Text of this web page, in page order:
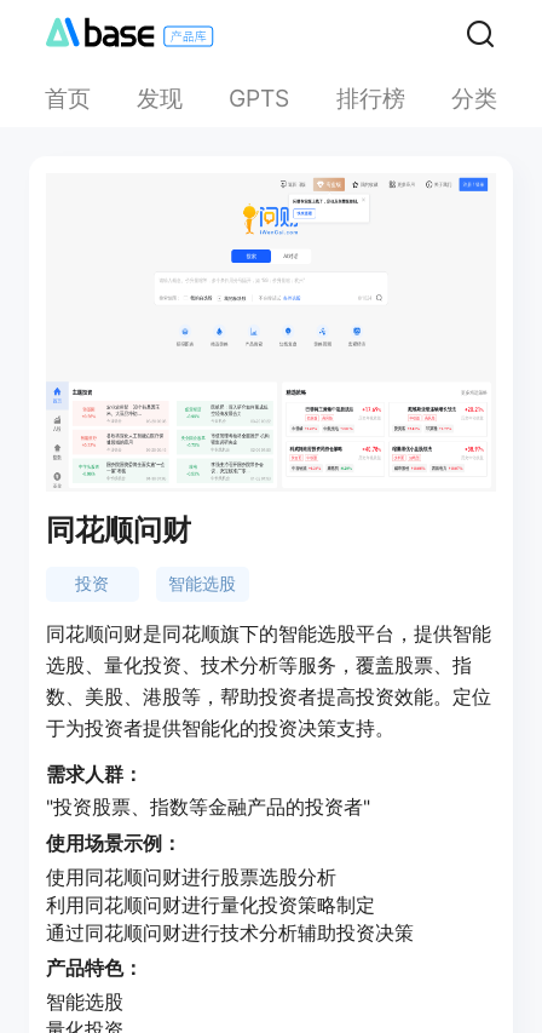
首页 发现 GPTS 排行榜 分类
同花顺问财
投资 智能选股
同花顺问财是同花顺旗下的智能选股平台，提供智能
选股、量化投资、技术分析等服务，覆盖股票、指
数、美股、港股等，帮助投资者提高投资效能。定位
于为投资者提供智能化的投资决策支持。
需求人群：
"投资股票、指数等金融产品的投资者"
使用场景示例：
使用同花顺问财进行股票选股分析
利用同花顺问财进行量化投资策略制定
通过同花顺问财进行技术分析辅助投资决策
产品特色：
智能选股